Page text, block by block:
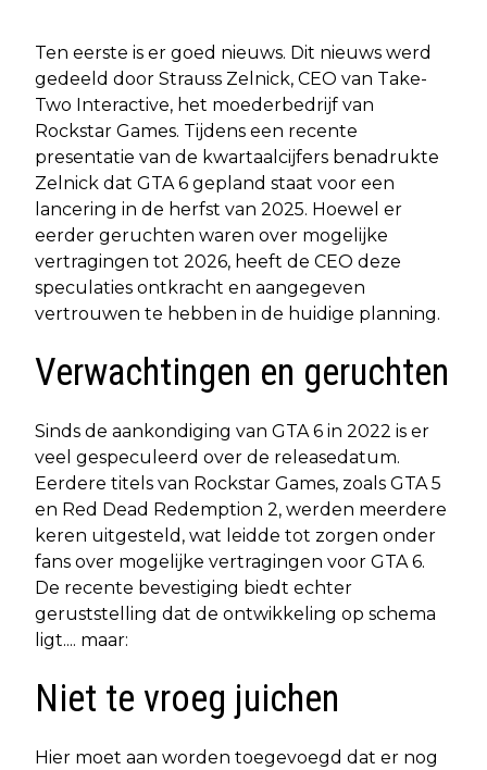
Ten eerste is er goed nieuws. Dit nieuws werd
gedeeld door Strauss Zelnick, CEO van Take-
Two Interactive, het moederbedrijf van
Rockstar Games. Tijdens een recente
presentatie van de kwartaalcijfers benadrukte
Zelnick dat GTA 6 gepland staat voor een
lancering in de herfst van 2025. Hoewel er
eerder geruchten waren over mogelijke
vertragingen tot 2026, heeft de CEO deze
speculaties ontkracht en aangegeven
vertrouwen te hebben in de huidige planning.
Verwachtingen en geruchten
Sinds de aankondiging van GTA 6 in 2022 is er
veel gespeculeerd over de releasedatum.
Eerdere titels van Rockstar Games, zoals GTA 5
en Red Dead Redemption 2, werden meerdere
keren uitgesteld, wat leidde tot zorgen onder
fans over mogelijke vertragingen voor GTA 6.
De recente bevestiging biedt echter
geruststelling dat de ontwikkeling op schema
ligt.... maar:
Niet te vroeg juichen
Hier moet aan worden toegevoegd dat er nog